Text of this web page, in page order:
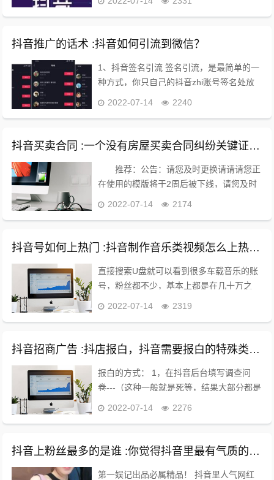
可能的完...
抖音推广的话术 :抖音如何引流到微信？
1、抖音签名引流 签名引流，是最简单的一
种方式，你只自己的抖音zhi账号签名处放
微信号，...
2022-07-14 2240
抖音买卖合同 :一个没有房屋买卖合同纠纷关键证据的房屋买卖合同纠纷官司的判决；
推荐：公告：请您及时更换请请请您正
在使用的模版将于2周后被下线，请您及时
2022-07-14 2174
抖音号如何上热门 :抖音制作音乐类视频怎么上热门？
直接搜索U盘就可以看到很多车载音乐的账
号，粉丝都不少，基本上都是在几十万之
艺，腾讯等视频...
2022-07-14 2319
抖音招商广告 :抖店报白，抖音需要报白的特殊类目有哪些？
报白的方式： 1，在抖音后台填写调查问
卷---（这种一般就是死等，结果大部分都是
2022-07-14 2276
抖音上粉丝最多的是谁 :你觉得抖音里最有气质的网红是谁？
第一娱记出品必属精品！ 抖音里人气网红